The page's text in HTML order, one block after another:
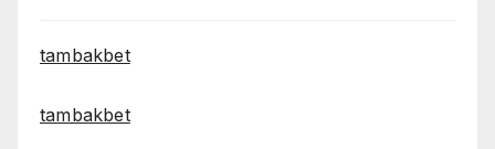
tambakbet
tambakbet